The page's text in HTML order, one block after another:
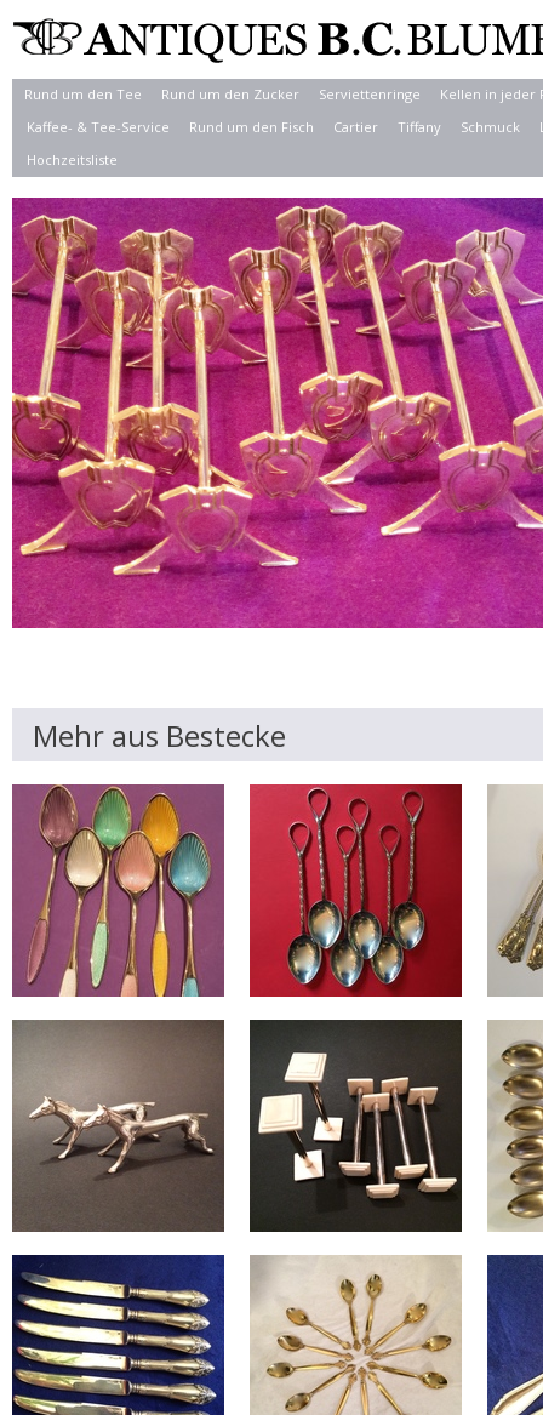
Rund um den Tee Rund um den Zucker Serviettenringe
Kellen in jeder
Kaffee- & Tee-Service
Rund um den Fisch Cartier Tiffany Schmuck
Hochzeitsliste
Mehr aus Bestecke